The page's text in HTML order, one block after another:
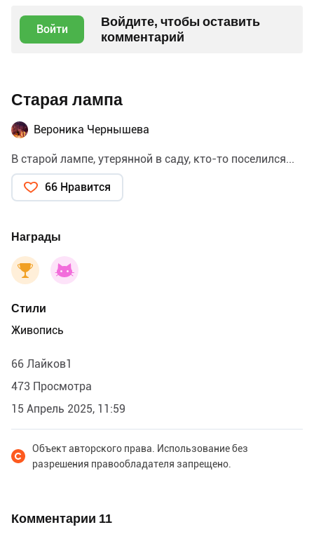
Войти
Войдите, чтобы оставить
комментарий
Старая лампа
Вероника Чернышева
В старой лампе, утерянной в саду, кто-то поселился...
66 Нравится
Награды
Стили
Живопись
66 Лайков1
473 Просмотра
15 Апрель 2025, 11:59
Объект авторского права. Использование без
разрешения правообладателя запрещено.
Комментарии 11